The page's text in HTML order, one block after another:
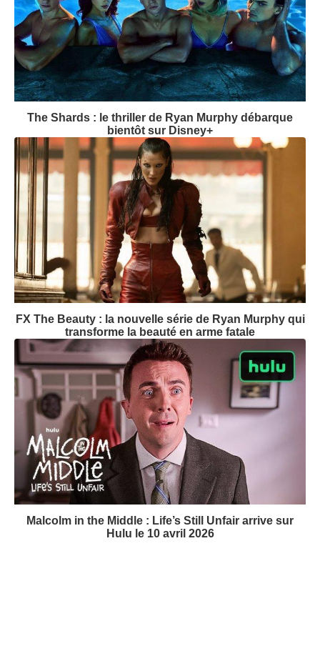
The Shards : le thriller de Ryan Murphy débarque
bientôt sur Disney+
FX The Beauty : la nouvelle série de Ryan Murphy qui
transforme la beauté en arme fatale
Malcolm in the Middle : Life’s Still Unfair arrive sur
Hulu le 10 avril 2026